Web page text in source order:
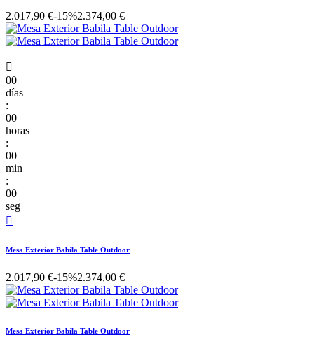
2.017,90 €-15%2.374,00 €

00
días
:
00
horas
:
00
min
:
00
seg

Mesa Exterior Babila Table Outdoor
2.017,90 €-15%2.374,00 €
Mesa Exterior Babila Table Outdoor